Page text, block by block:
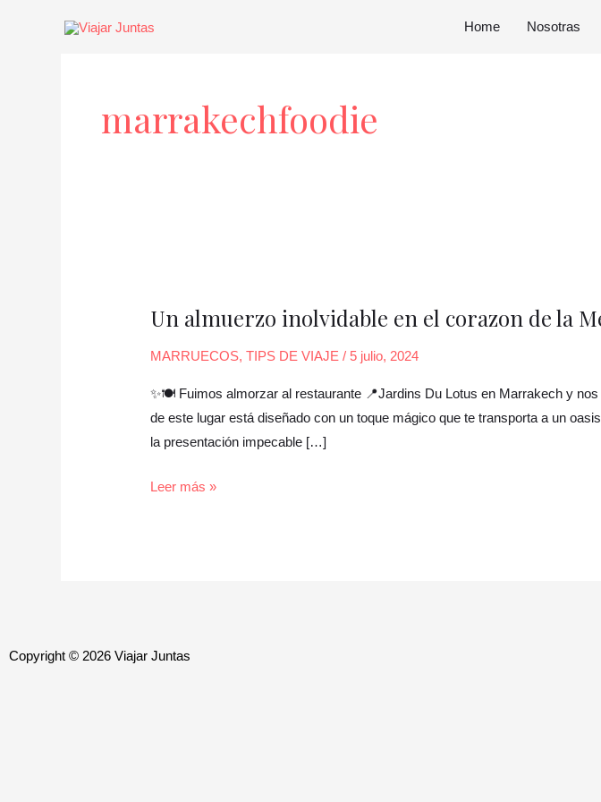
Home Nosotras
marrakechfoodie
Un almuerzo inolvidable en el corazon de la
MARRUECOS, TIPS DE VIAJE / 5 julio, 2024
✨🍽️ Fuimos almorzar al restaurante 📍Jardins Du Lotus en Marrakech y
de este lugar está diseñado con un toque mágico que te transporta a un
la presentación impecable […]
inolvidable
corazon
de
la
en
Leer más »
Copyright © 2026 Viajar Juntas